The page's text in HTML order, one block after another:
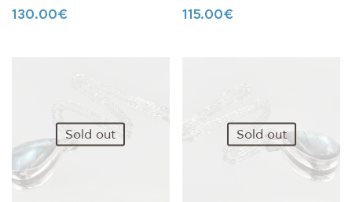
130.00€ 115.00€
Sold out Sold out